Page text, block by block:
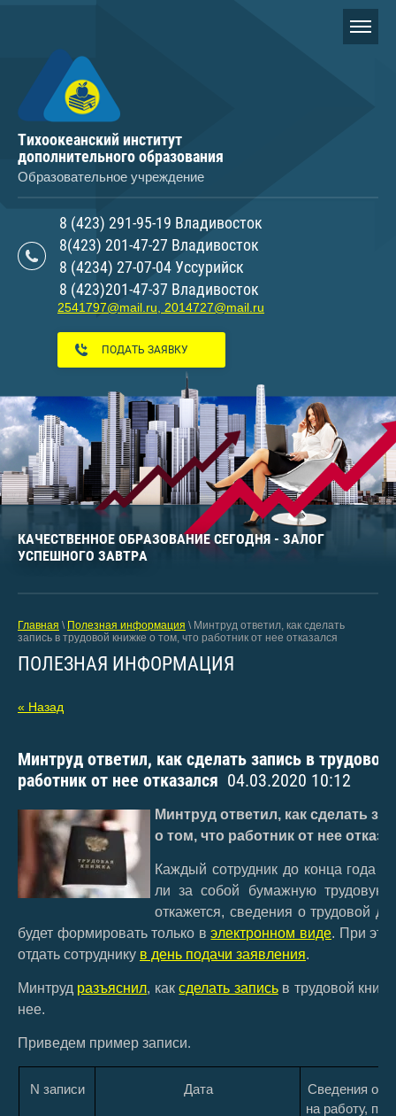
Тихоокеанский институт
дополнительного образования
Образовательное учреждение
8 (423) 291-95-19 Владивосток
8(423) 201-47-27 Владивосток
8 (4234) 27-07-04 Уссурийск
8 (423)201-47-37 Владивосток
2541797@mail.ru, 2014727@mail.ru
ПОДАТЬ ЗАЯВКУ
КАЧЕСТВЕННОЕ ОБРАЗОВАНИЕ СЕГОДНЯ - ЗАЛОГ
УСПЕШНОГО ЗАВТРА
Главная \ Полезная информация \ Минтруд ответил, как сделать
запись в трудовой книжке о том, что работник от нее отказался
ПОЛЕЗНАЯ ИНФОРМАЦИЯ
« Назад
Минтруд ответил, как сделать запись в
работник от нее отказался 04.03.2020 10:12
Минтруд ответил, как сделать
о том, что работник от нее
Каждый сотрудник до конца года
ли за собой бумажную трудовую
откажется, сведения о трудовой
будет формировать только вэлектронном виде. При
отдать сотруднику в день подачи заявления.
Минтруд разъяснил, каксделать записьв трудовой
нее.
Приведем пример записи.
N записи Дата
Сведения о
на работу,